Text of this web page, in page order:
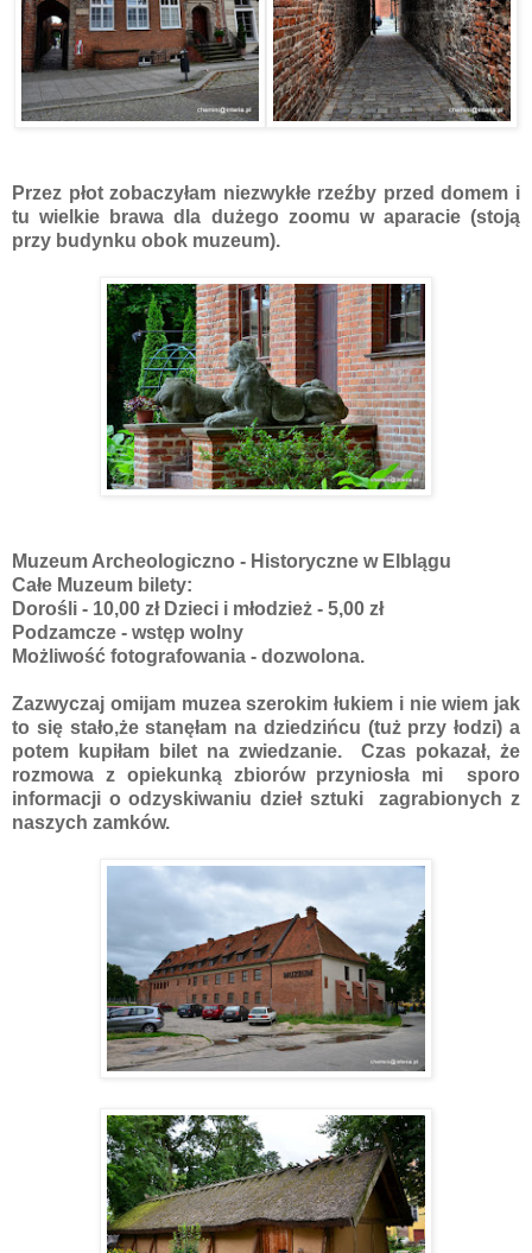
Przez płot zobaczyłam niezwykłe rzeźby przed domem i
tu wielkie brawa dla dużego zoomu w aparacie (stoją
przy budynku obok muzeum).
Muzeum Archeologiczno - Historyczne w Elblągu
Całe Muzeum bilety:
Dorośli - 10,00 zł Dzieci i młodzież - 5,00 zł
Podzamcze - wstęp wolny
Możliwość fotografowania - dozwolona.
Zazwyczaj omijam muzea szerokim łukiem i nie wiem jak
to się stało,że stanęłam na dziedzińcu (tuż przy łodzi) a
potem kupiłam bilet na zwiedzanie. Czas pokazał, że
rozmowa z opiekunką zbiorów przyniosła mi sporo
informacji o odzyskiwaniu dzieł sztuki zagrabionych z
naszych zamków.